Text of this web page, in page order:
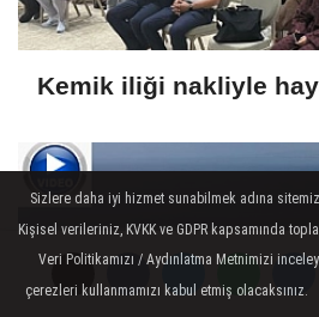
Kemik iliği nakliyle
Sizlere daha iyi hizmet sunabilmek adına
Kişisel verileriniz, KVKK ve GDPR kapsamında
Veri Politikamızı / Aydınlatma Metnimizi
çerezleri kullanmamızı kabul etmiş olacaksınız.